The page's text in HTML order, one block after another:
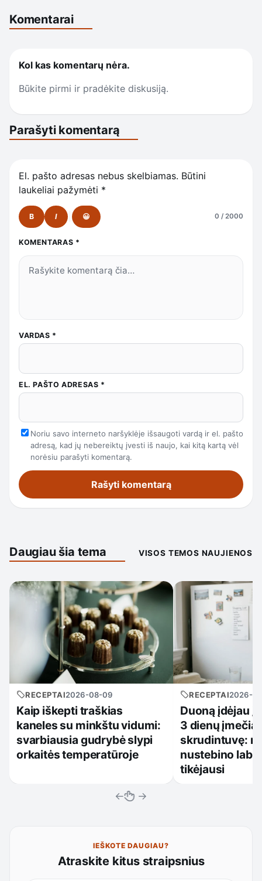
Komentarai
Kol kas komentarų nėra.
Būkite pirmi ir pradėkite diskusiją.
Parašyti komentarą
El. pašto adresas nebus skelbiamas. Būtini
laukeliai pažymėti *
B I 😀 0 / 2000
KOMENTARAS *
VARDAS *
EL. PAŠTO ADRESAS *
Noriu savo interneto naršyklėje išsaugoti vardą ir el. pašto
adresą, kad jų nebereiktų įvesti iš naujo, kai kitą kartą vėl
norėsiu parašyti komentarą.
Daugiau šia tema VISOS TEMOS NAUJIENOS
RECEPTAI2026-08-09
Kaip iškepti traškias
kaneles su minkštu vidumi:
svarbiausia gudrybė slypi
orkaitės temperatūroje
RECEPTAI2026-
Duoną įdėjau į
3 dienų
skrudintuvę:
nustebino
tikėjausi
← →
IEŠKOTE DAUGIAU?
Atraskite kitus straipsnius